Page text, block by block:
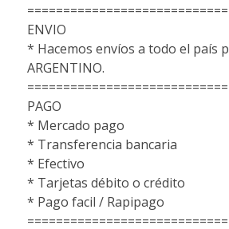
ENVIO
* Hacemos envíos a todo el país
ARGENTINO.
PAGO
* Mercado pago
* Transferencia bancaria
* Efectivo
* Tarjetas débito o crédito
* Pago facil / Rapipago